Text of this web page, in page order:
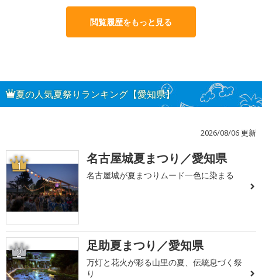
閲覧履歴をもっと見る
夏の人気夏祭りランキング【愛知県】
2026/08/06 更新
1 名古屋城夏まつり／愛知県
名古屋城が夏まつりムード一色に染まる
2 足助夏まつり／愛知県
万灯と花火が彩る山里の夏、伝統息づく祭
り